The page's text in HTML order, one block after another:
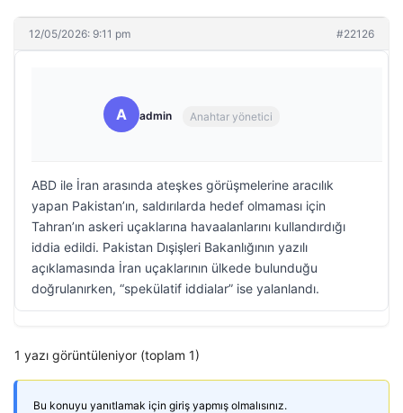
12/05/2026: 9:11 pm #22126
A admin Anahtar yönetici
ABD ile İran arasında ateşkes görüşmelerine aracılık
yapan Pakistan’ın, saldırılarda hedef olmaması için
Tahran’ın askeri uçaklarına havaalanlarını kullandırdığı
iddia edildi. Pakistan Dışişleri Bakanlığının yazılı
açıklamasında İran uçaklarının ülkede bulunduğu
doğrulanırken, “spekülatif iddialar” ise yalanlandı.
1 yazı görüntüleniyor (toplam 1)
Bu konuyu yanıtlamak için giriş yapmış olmalısınız.